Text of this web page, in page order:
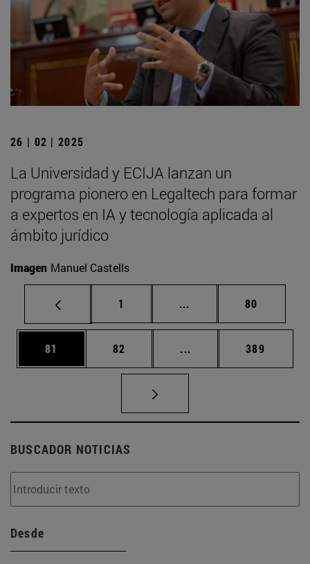
26 | 02 | 2025
La Universidad y ECIJA lanzan un
programa pionero en Legaltech para formar
a expertos en IA y tecnología aplicada al
ámbito jurídico
Imagen Manuel Castells
Página
1 ... Páginas intermedias
Página
80
Página
81 Página
82 ... Páginas intermedias
Página
389
BUSCADOR NOTICIAS
Desde